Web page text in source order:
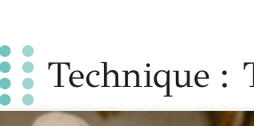
Technique :